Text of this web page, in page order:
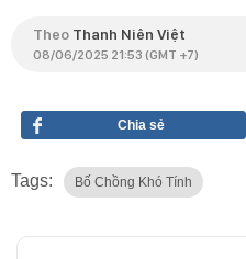
Theo Thanh Niên Việt
08/06/2025 21:53 (GMT +7)
Chia sẻ
Tags: Bố Chồng Khó Tính